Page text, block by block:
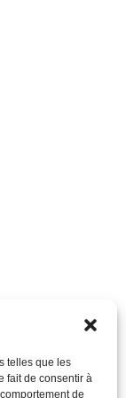
telles que les
fait de consentir à
de